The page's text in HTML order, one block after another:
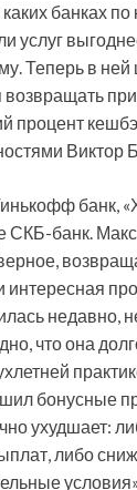
банках по
услуг
Теперь в ней
возвращать
процент
Виктор
банк,
СКБ-банк.
интересная
недавно,
что она
бонусные
ухудшает:
либо